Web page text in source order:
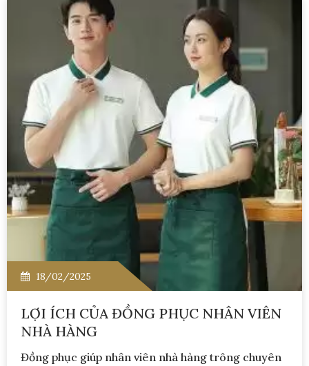
18/02/2025
LỢI ÍCH CỦA ĐỒNG PHỤC NHÂN VIÊN
NHÀ HÀNG
Đồng phục giúp nhân viên nhà hàng trông chuyên